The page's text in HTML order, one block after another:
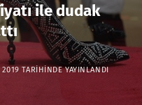
ile dudak
2019 TARIHINDE YAYINLANDI